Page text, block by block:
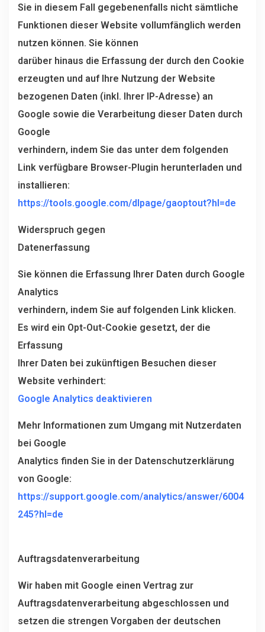
Sie in diesem Fall gegebenenfalls nicht sämtliche
Funktionen dieser Website vollumfänglich werden
nutzen können. Sie können
darüber hinaus die Erfassung der durch den Cookie
erzeugten und auf Ihre Nutzung der Website
bezogenen Daten (inkl. Ihrer IP-Adresse) an
Google sowie die Verarbeitung dieser Daten durch
Google
verhindern, indem Sie das unter dem folgenden
Link verfügbare Browser-Plugin herunterladen und
installieren:
https://tools.google.com/dlpage/gaoptout?hl=de
Widerspruch gegen
Datenerfassung
Sie können die Erfassung Ihrer Daten durch Google
Analytics
verhindern, indem Sie auf folgenden Link klicken.
Es wird ein Opt-Out-Cookie gesetzt, der die
Erfassung
Ihrer Daten bei zukünftigen Besuchen dieser
Website verhindert:
Google Analytics deaktivieren
Mehr Informationen zum Umgang mit Nutzerdaten
bei Google
Analytics finden Sie in der Datenschutzerklärung
von Google:
https://support.google.com/analytics/answer/6004
245?hl=de
Auftragsdatenverarbeitung
Wir haben mit Google einen Vertrag zur
Auftragsdatenverarbeitung abgeschlossen und
setzen die strengen Vorgaben der deutschen